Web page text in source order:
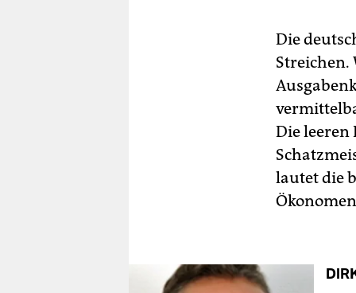
Die
Streichen.
Die leeren
lautet die